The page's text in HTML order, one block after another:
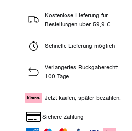
Kostenlose Lieferung für
Bestellungen über 59,9 €
Schnelle Lieferung möglich
Verlängertes Rückgaberecht:
100 Tage
Jetzt kaufen, später bezahlen.
Sichere Zahlung